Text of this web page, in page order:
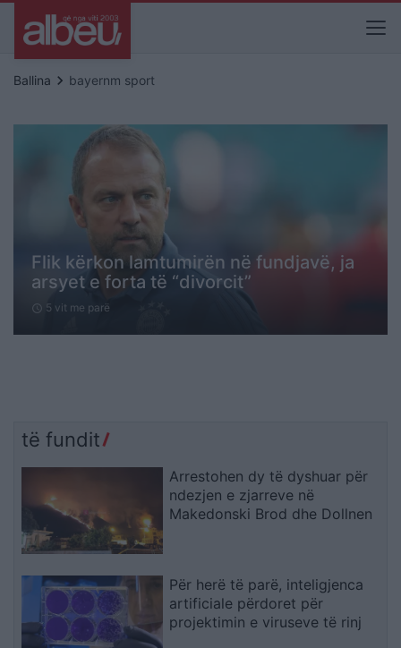
Ballina keyboard_arrow_right bayernm sport
Flik kërkon lamtumirën në fundjavë, ja
arsyet e forta të “divorcit”
schedule 5 vit me parë
të fundit
Arrestohen dy të dyshuar për
ndezjen e zjarreve në
Makedonski Brod dhe Dollnen
Për herë të parë, inteligjenca
artificiale përdoret për
projektimin e viruseve të rinj